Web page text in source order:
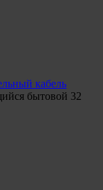
кабель
бытовой 32